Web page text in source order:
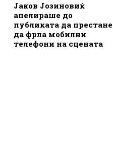
Јаков Јозиновиќ
апелираше до
публиката да престане
да фрла мобилни
телефони на сцената